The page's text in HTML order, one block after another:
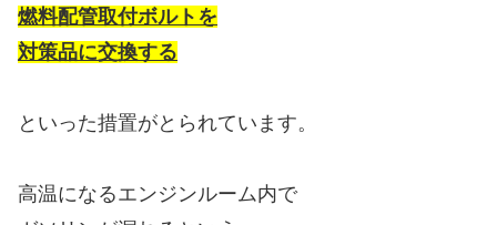
燃料配管取付ボルトを
対策品に交換する
といった措置がとられています。
高温になるエンジンルーム内で